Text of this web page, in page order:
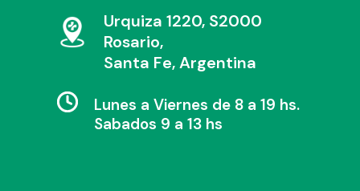
Urquiza 1220, S2000
Rosario,
Santa Fe, Argentina
Lunes a Viernes de 8 a 19 hs.
Sabados 9 a 13 hs